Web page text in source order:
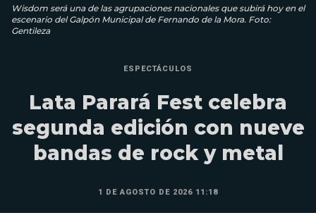
Wisdom será una de las agrupaciones nacionales que subirá hoy en el
escenario del Galpón Municipal de Fernando de la Mora. Foto:
Gentileza
ESPECTÁCULOS
Lata Parará Fest celebra
segunda edición con nueve
bandas de rock y metal
1 DE AGOSTO DE 2026 11:18